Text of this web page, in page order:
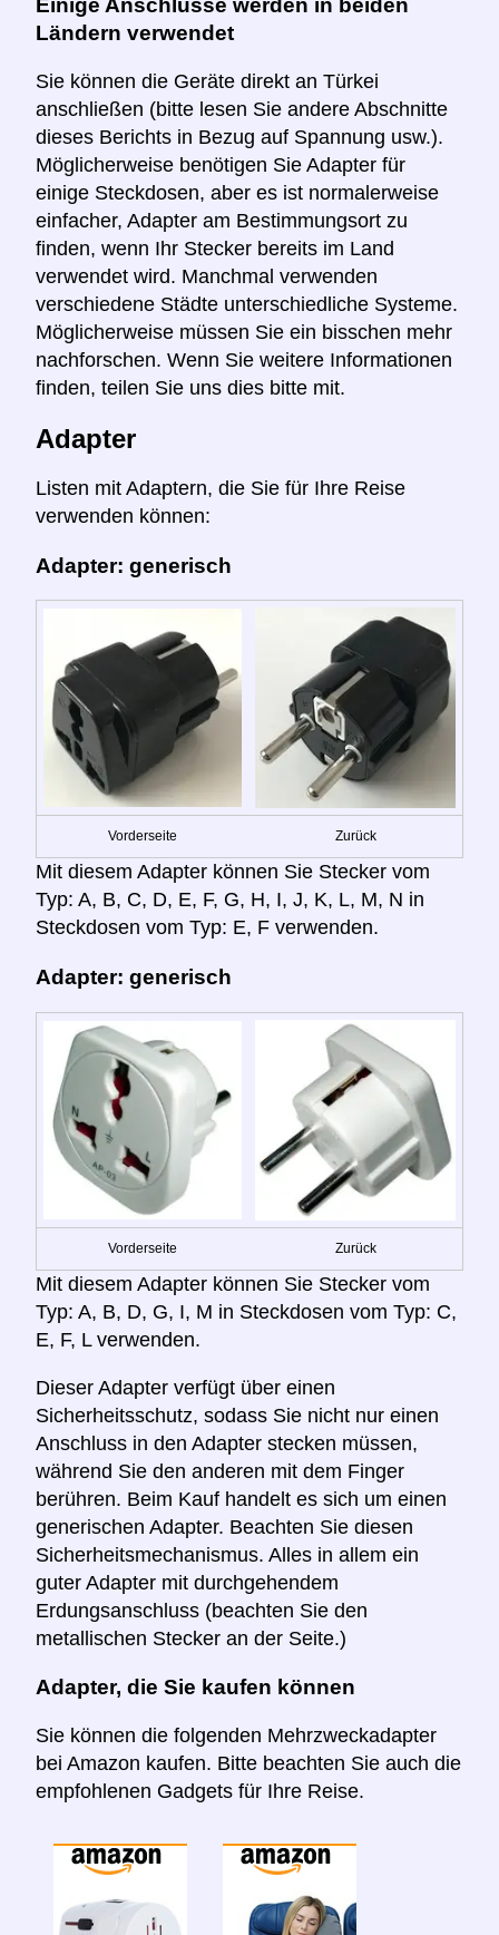
Einige Anschlüsse werden in beiden
Ländern verwendet
Sie können die Geräte direkt an Türkei
anschließen (bitte lesen Sie andere Abschnitte
dieses Berichts in Bezug auf Spannung usw.).
Möglicherweise benötigen Sie Adapter für
einige Steckdosen, aber es ist normalerweise
einfacher, Adapter am Bestimmungsort zu
finden, wenn Ihr Stecker bereits im Land
verwendet wird. Manchmal verwenden
verschiedene Städte unterschiedliche Systeme.
Möglicherweise müssen Sie ein bisschen mehr
nachforschen. Wenn Sie weitere Informationen
finden, teilen Sie uns dies bitte mit.
Adapter
Listen mit Adaptern, die Sie für Ihre Reise
verwenden können:
Adapter: generisch
Vorderseite Zurück
Mit diesem Adapter können Sie Stecker vom
Typ: A, B, C, D, E, F, G, H, I, J, K, L, M, N in
Steckdosen vom Typ: E, F verwenden.
Adapter: generisch
Vorderseite Zurück
Mit diesem Adapter können Sie Stecker vom
Typ: A, B, D, G, I, M in Steckdosen vom Typ: C,
E, F, L verwenden.
Dieser Adapter verfügt über einen
Sicherheitsschutz, sodass Sie nicht nur einen
Anschluss in den Adapter stecken müssen,
während Sie den anderen mit dem Finger
berühren. Beim Kauf handelt es sich um einen
generischen Adapter. Beachten Sie diesen
Sicherheitsmechanismus. Alles in allem ein
guter Adapter mit durchgehendem
Erdungsanschluss (beachten Sie den
metallischen Stecker an der Seite.)
Adapter, die Sie kaufen können
Sie können die folgenden Mehrzweckadapter
bei Amazon kaufen. Bitte beachten Sie auch die
empfohlenen Gadgets für Ihre Reise.